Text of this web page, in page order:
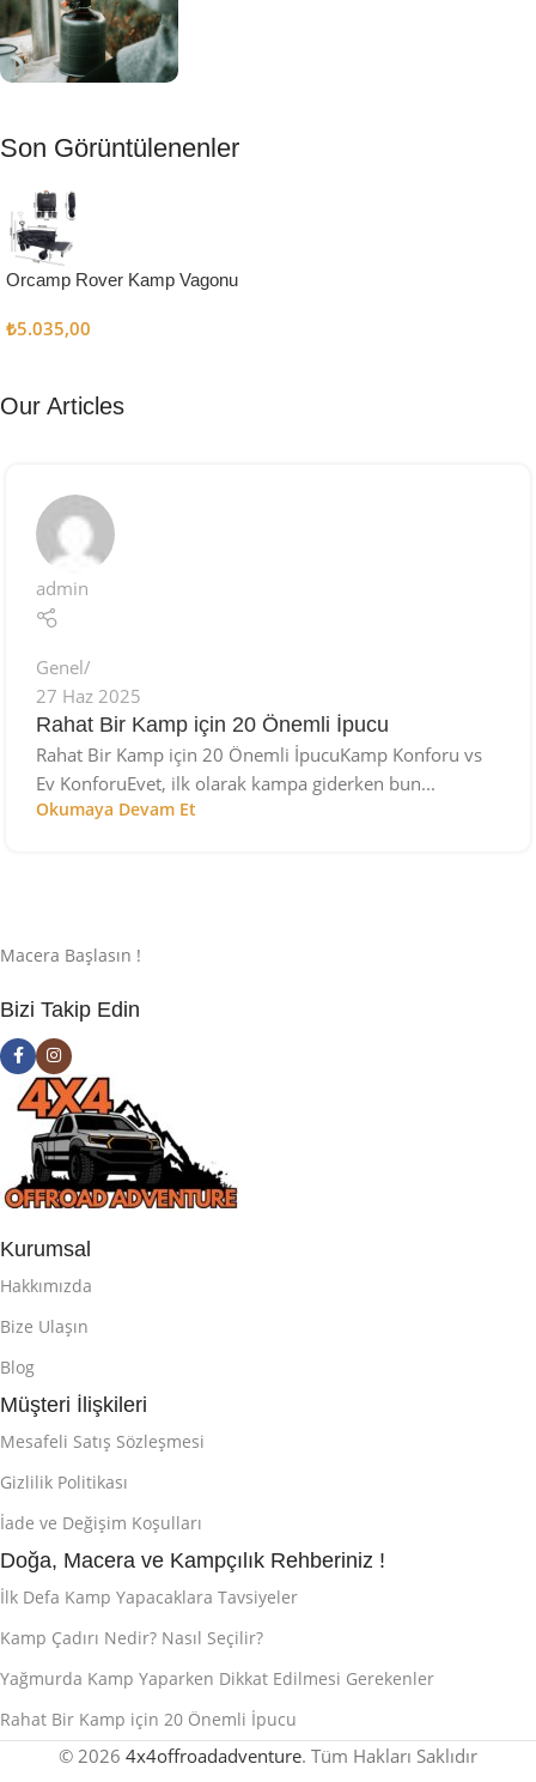
Muftağı
Kampçı
Şefler İçin
Keşfet
Son Görüntülenenler
Orcamp Rover Kamp Vagonu
₺5.035,00
Our Articles
admin
Genel
27 Haz 2025
Rahat Bir Kamp için 20 Önemli İpucu
Rahat Bir Kamp için 20 Önemli İpucuKamp Konforu vs
Ev KonforuEvet, ilk olarak kampa giderken bun...
Okumaya Devam Et
Macera Başlasın !
Bizi Takip Edin
Kurumsal
Hakkımızda
Bize Ulaşın
Blog
Müşteri İlişkileri
Mesafeli Satış Sözleşmesi
Gizlilik Politikası
İade ve Değişim Koşulları
Doğa, Macera ve Kampçılık Rehberiniz !
İlk Defa Kamp Yapacaklara Tavsiyeler
Kamp Çadırı Nedir? Nasıl Seçilir?
Yağmurda Kamp Yaparken Dikkat Edilmesi Gerekenler
Rahat Bir Kamp için 20 Önemli İpucu
© 2026 4x4offroadadventure. Tüm Hakları Saklıdır